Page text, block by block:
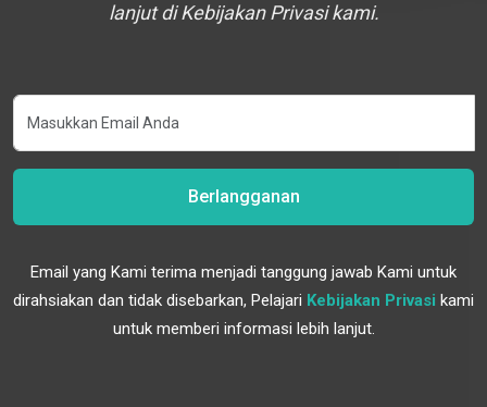
lanjut di Kebijakan Privasi kami.
Berlangganan
Email yang Kami terima menjadi tanggung jawab Kami untuk
dirahsiakan dan tidak disebarkan, Pelajari Kebijakan Privasi kami
untuk memberi informasi lebih lanjut.